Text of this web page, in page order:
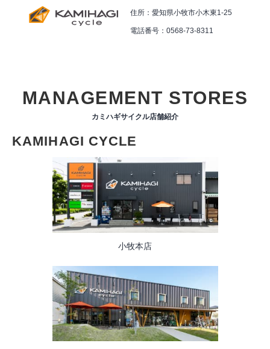
住所：愛知県小牧市小木東1-25
電話番号：0568-73-8311
MANAGEMENT STORES
カミハギサイクル店舗紹介
KAMIHAGI CYCLE
小牧本店